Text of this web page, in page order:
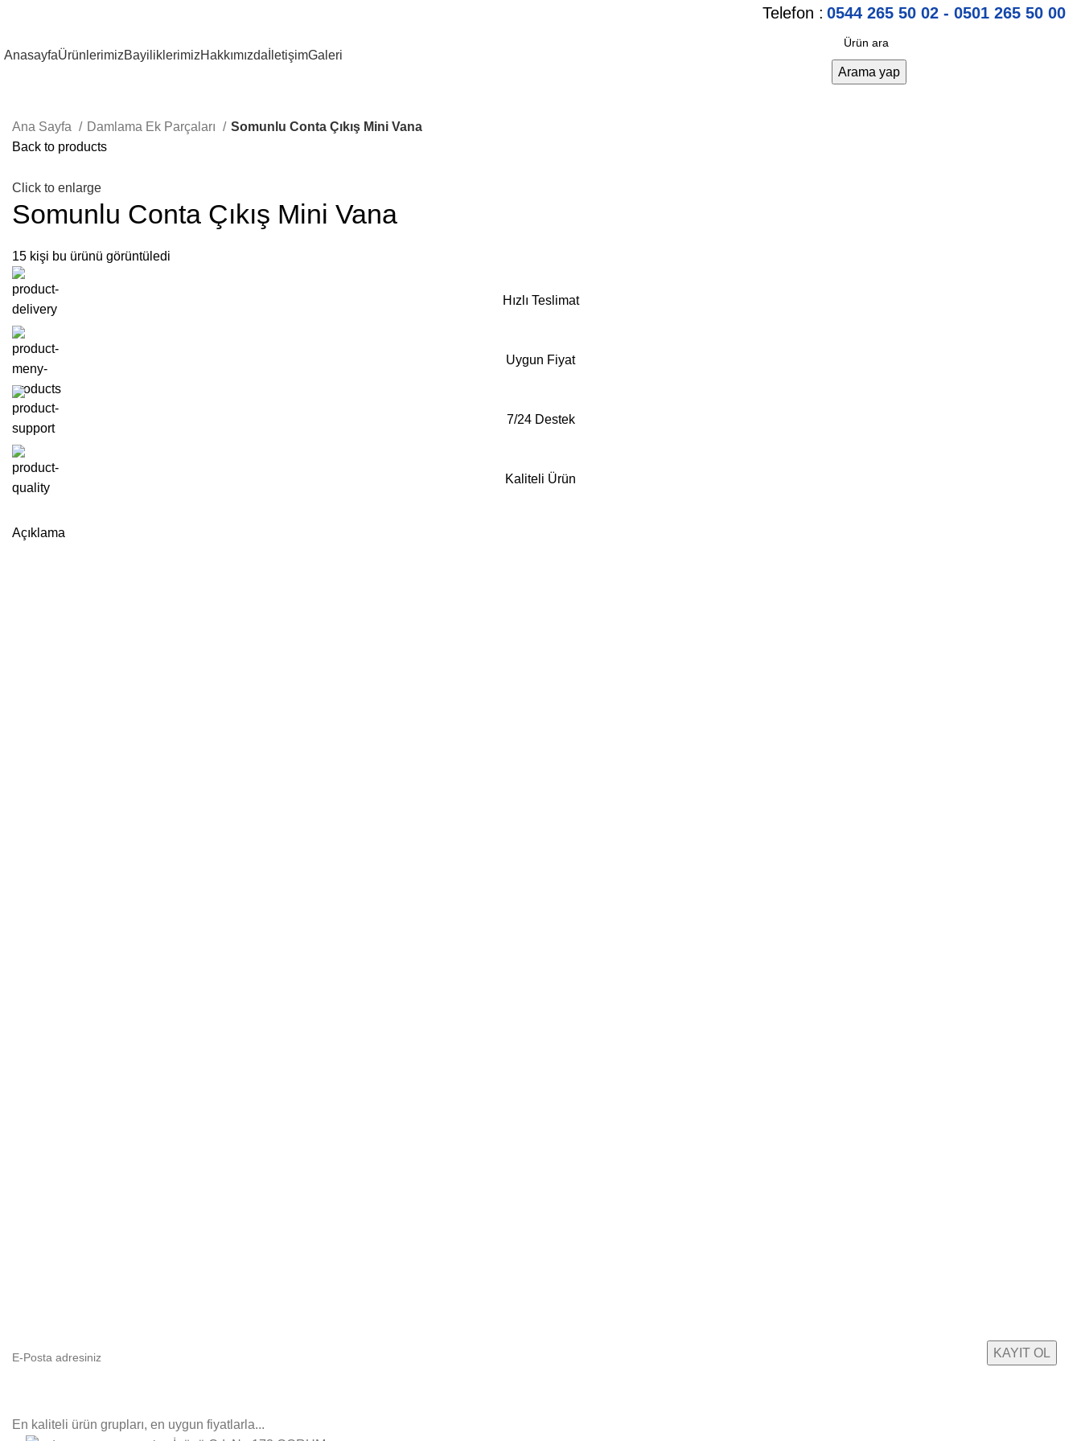
Telefon : 0544 265 50 02 - 0501 265 50 00
AnasayfaÜrünlerimizBayiliklerimizHakkımızda İletişimGaleri
Arama yap
Ana Sayfa Damlama Ek Parçaları
Somunlu Conta Çıkış Mini Vana
Back to products
Click to enlarge
Somunlu Conta Çıkış Mini Vana
15 kişi bu ürünü görüntüledi
Hızlı Teslimat
Uygun Fiyat
7/24 Destek
Kaliteli Ürün
Açıklama
En kaliteli ürün grupları, en uygun fiyatlarla...